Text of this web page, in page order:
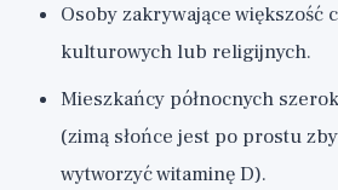
Osoby zakrywające większość
kulturowych lub religijnych.
Mieszkańcy północnych
(zimą słońce jest po prostu
wytworzyć witaminę D).